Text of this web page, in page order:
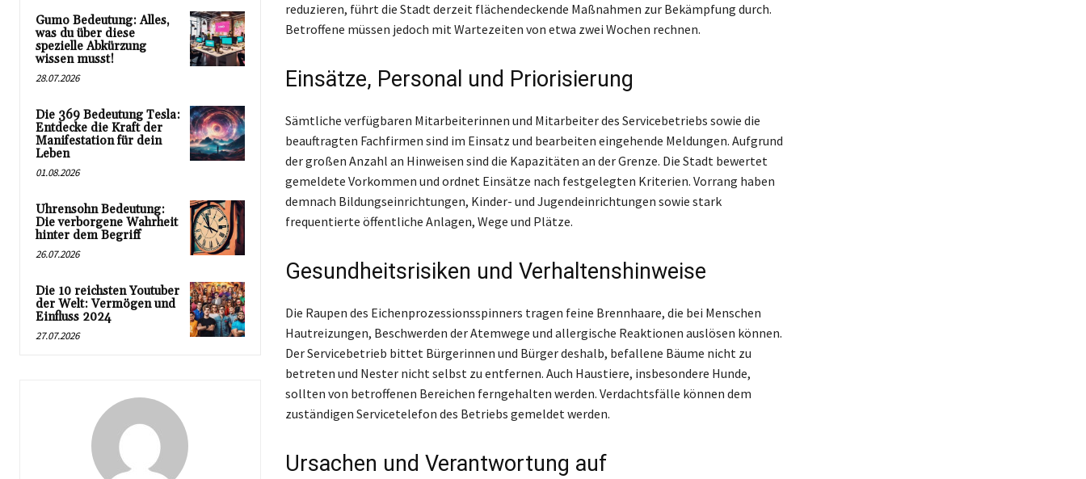
Gumo Bedeutung: Alles,
was du über diese
spezielle Abkürzung
wissen musst!
28.07.2026
Die 369 Bedeutung Tesla:
Entdecke die Kraft der
Manifestation für dein
Leben
01.08.2026
Uhrensohn Bedeutung:
Die verborgene Wahrheit
hinter dem Begriff
26.07.2026
Die 10 reichsten Youtuber
der Welt: Vermögen und
Einfluss 2024
27.07.2026
reduzieren, führt die Stadt derzeit flächendeckende Maßnahmen zur Bekämpfung durch.
Betroffene müssen jedoch mit Wartezeiten von etwa zwei Wochen rechnen.
Einsätze, Personal und Priorisierung
Sämtliche verfügbaren Mitarbeiterinnen und Mitarbeiter des Servicebetriebs sowie die
beauftragten Fachfirmen sind im Einsatz und bearbeiten eingehende Meldungen. Aufgrund
der großen Anzahl an Hinweisen sind die Kapazitäten an der Grenze. Die Stadt bewertet
gemeldete Vorkommen und ordnet Einsätze nach festgelegten Kriterien. Vorrang haben
demnach Bildungseinrichtungen, Kinder- und Jugendeinrichtungen sowie stark
frequentierte öffentliche Anlagen, Wege und Plätze.
Gesundheitsrisiken und Verhaltenshinweise
Die Raupen des Eichenprozessionsspinners tragen feine Brennhaare, die bei Menschen
Hautreizungen, Beschwerden der Atemwege und allergische Reaktionen auslösen können.
Der Servicebetrieb bittet Bürgerinnen und Bürger deshalb, befallene Bäume nicht zu
betreten und Nester nicht selbst zu entfernen. Auch Haustiere, insbesondere Hunde,
sollten von betroffenen Bereichen ferngehalten werden. Verdachtsfälle können dem
zuständigen Servicetelefon des Betriebs gemeldet werden.
Ursachen und Verantwortung auf